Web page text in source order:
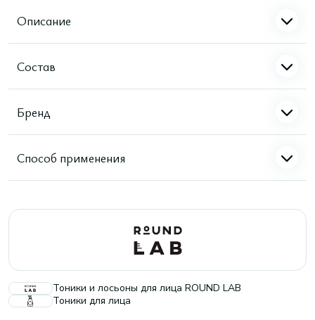
Описание
Состав
Бренд
Способ применения
Тоники и лосьоны для лица ROUND LAB
Тоники для лица